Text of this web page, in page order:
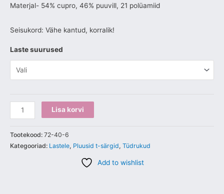
Materjal- 54% cupro, 46% puuvill, 21 polüamiid
Seisukord: Vähe kantud, korralik!
Laste suurused
Lisa korvi
Tootekood: 72-40-6
Kategooriad: Lastele, Pluusid t-särgid, Tüdrukud
Add to wishlist